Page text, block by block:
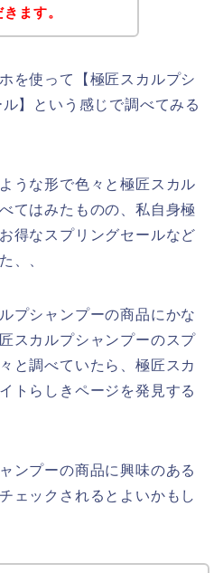
ます。
を使って【極匠スカルプシ
】という感じで調べてみる
うな形で色々と極匠スカル
てはみたものの、私自身極
得なスプリングセールなど
、、
プシャンプーの商品にかな
スカルプシャンプーのスプ
と調べていたら、極匠スカ
トらしきページを発見する
ンプーの商品に興味のある
ェックされるとよいかもし